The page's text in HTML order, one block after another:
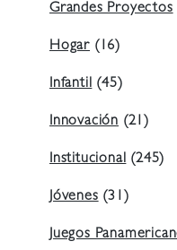
Grandes Proyectos
Hogar (16)
Infantil (45)
Innovación (21)
Institucional (245)
Jóvenes (31)
Juegos